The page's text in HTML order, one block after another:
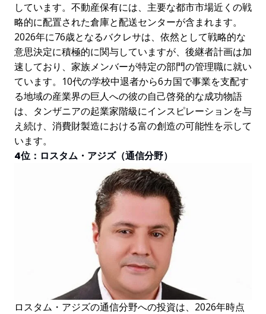
しています。不動産保有には、主要な都市市場近くの戦
略的に配置された倉庫と配送センターが含まれます。
2026年に76歳となるバクレサは、依然として戦略的な
意思決定に積極的に関与していますが、後継者計画は加
速しており、家族メンバーが特定の部門の管理職に就い
ています。10代の学校中退者から6カ国で事業を支配す
る地域の産業界の巨人への彼の自己啓発的な成功物語
は、タンザニアの起業家階級にインスピレーションを与
え続け、消費財製造における富の創造の可能性を示して
います。
4位：ロスタム・アジズ（通信分野）
ロスタム・アジズの通信分野への投資は、2026年時点